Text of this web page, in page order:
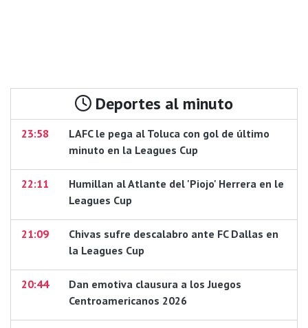
Deportes al minuto
23:58
LAFC le pega al Toluca con gol de último
minuto en la Leagues Cup
22:11
Humillan al Atlante del 'Piojo' Herrera en le
Leagues Cup
21:09
Chivas sufre descalabro ante FC Dallas en
la Leagues Cup
20:44
Dan emotiva clausura a los Juegos
Centroamericanos 2026